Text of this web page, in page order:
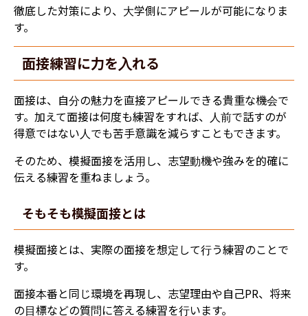
徹底した対策により、大学側にアピールが可能になりま
す。
面接練習に力を入れる
面接は、自分の魅力を直接アピールできる貴重な機会で
す。加えて面接は何度も練習をすれば、人前で話すのが
得意ではない人でも苦手意識を減らすこともできます。
そのため、模擬面接を活用し、志望動機や強みを的確に
伝える練習を重ねましょう。
そもそも模擬面接とは
模擬面接とは、実際の面接を想定して行う練習のことで
す。
面接本番と同じ環境を再現し、志望理由や自己PR、将来
の目標などの質問に答える練習を行います。